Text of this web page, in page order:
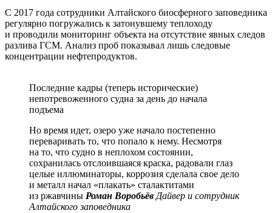
С 2017 года сотрудники Алтайского биосферного заповедника
регулярно погружались к затонувшему теплоходу
и проводили мониторинг объекта на отсутствие явных следов
разлива ГСМ. Анализ проб показывал лишь следовые
концентрации нефтепродуктов.
Последние кадры (теперь исторические)
непотревоженного судна за день до начала
подъема
Но время идет, озеро уже начало постепенно
переваривать то, что попало к нему. Несмотря
на то, что судно в неплохом состоянии,
сохранилась отслоившаяся краска, радовали глаз
целые иллюминаторы, коррозия сделала свое дело
и металл начал «плакать» сталактитами
из ржавчины Роман Воробьёв Дайвер и сотрудник
Алтайского заповедника